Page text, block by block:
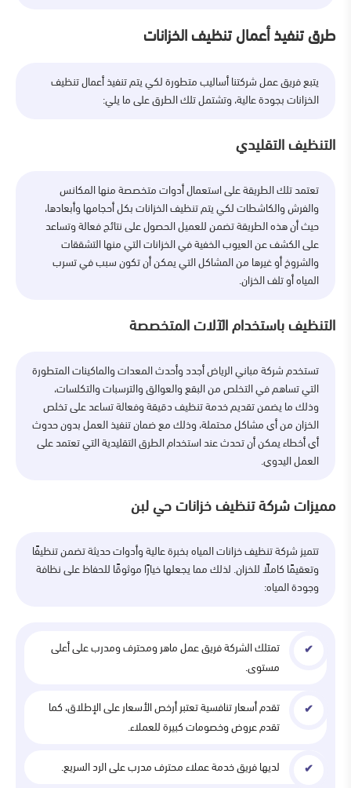
طرق تنفيذ أعمال تنظيف الخزانات
يتبع فريق عمل شركتنا أساليب متطورة لكي يتم تنفيذ أعمال تنظيف
الخزانات بجودة عالية، وتشتمل تلك الطرق على ما يلي:
التنظيف التقليدي
تعتمد تلك الطريقة على استعمال أدوات متخصصة منها المكانس
والفرش والكاشطات لكي يتم تنظيف الخزانات بكل أحجامها وأبعادها،
حيث أن هذه الطريقة تضمن للعميل الحصول على نتائج فعالة وتساعد
على الكشف عن العيوب الخفية في الخزانات التي منها التشققات
والشروخ أو غيرها من المشاكل التي يمكن أن تكون سبب في تسرب
المياه أو تلف الخزان.
التنظيف باستخدام الآلات المتخصصة
تستخدم شركة مباني الرياض أجدد وأحدث المعدات والماكينات المتطورة
التي تساهم في التخلص من البقع والعوالق والترسبات والتكلسات،
وذلك ما يضمن تقديم خدمة تنظيف دقيقة وفعالة تساعد على تخلص
الخزان من أي مشاكل محتملة، وذلك مع ضمان تنفيذ العمل بدون حدوث
أي أخطاء يمكن أن تحدث عند استخدام الطرق التقليدية التي تعتمد على
العمل اليدوي.
مميزات شركة تنظيف خزانات حي لبن
تتميز شركة تنظيف خزانات المياه بخبرة عالية وأدوات حديثة تضمن تنظيفًا
وتعقيمًا كاملًا للخزان. لذلك مما يجعلها خيارًا موثوقًا للحفاظ على نظافة
وجودة المياه:
تمتلك الشركة فريق عمل ماهر ومحترف ومدرب على أعلى
مستوى.
تقدم أسعار تنافسية تعتبر أرخص الأسعار على الإطلاق، كما
تقدم عروض وخصومات كبيرة للعملاء.
لديها فريق خدمة عملاء محترف مدرب على الرد السريع.